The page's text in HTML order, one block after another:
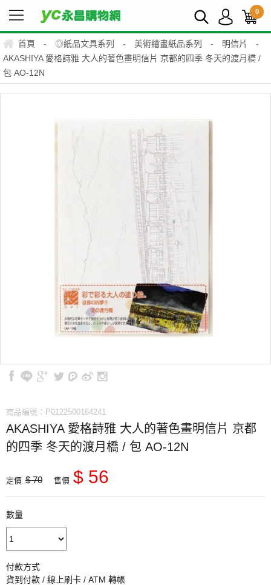
0
首頁 - ◎紙品文具系列 - 美術繪畫紙品系列 - 明信片
-
AKASHIYA 愛格詩雅 大人的著色畫明信片 京都的四季 冬天的渡月橋 /
包 AO-12N
商品編號：P0122500164241
AKASHIYA 愛格詩雅 大人的著色畫明信片 京都
的四季 冬天的渡月橋 / 包 AO-12N
定價 $ 70 售價 $ 56
數量
付款方式
貨到付款 / 線上刷卡 / ATM 轉帳